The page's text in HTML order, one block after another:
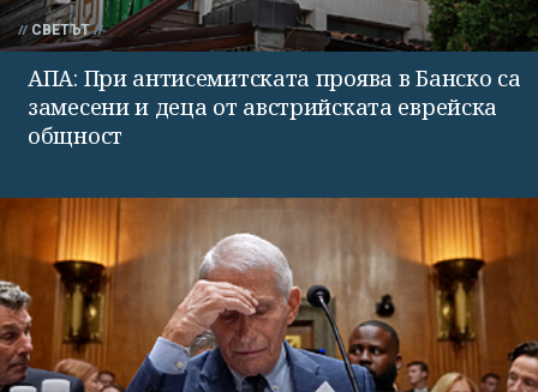
СВЕТЪТ
АПА: При антисемитската проява в Банско са
замесени и деца от австрийската еврейска
общност